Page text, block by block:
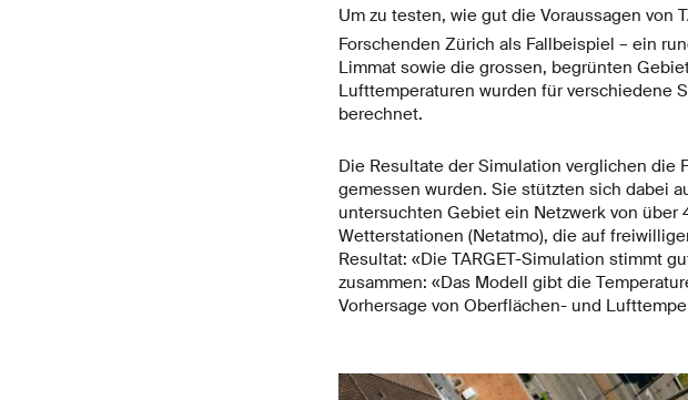
Um zu testen, wie gut die Voraussagen von
Forschenden Zürich als Fallbeispiel – ein
Limmat sowie die grossen, begrünten
Lufttemperaturen wurden für verschiedene
berechnet.
Die Resultate der Simulation verglichen die
gemessen wurden. Sie stützten sich dabei
untersuchten Gebiet ein Netzwerk von
Wetterstationen (Netatmo), die auf
Resultat: «Die TARGET-Simulation stimmt
zusammen: «Das Modell gibt die
Vorhersage von Oberflächen- und